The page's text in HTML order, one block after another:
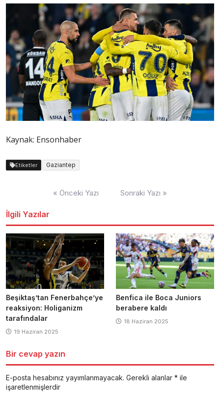
Kaynak: Ensonhaber
Etiketler Gaziantep
« Önceki Yazı Sonraki Yazı »
İlgili Yazılar
Beşiktaş’tan Fenerbahçe’ye
reaksiyon: Holiganizm
tarafındalar
19 Haziran 2025
Benfica ile Boca Juniors
berabere kaldı
18 Haziran 2025
Bir cevap yazın
E-posta hesabınız yayımlanmayacak. Gerekli alanlar * ile
işaretlenmişlerdir